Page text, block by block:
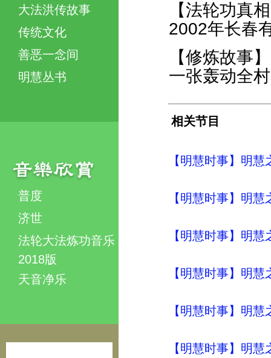
大法洪传故事
传统文化
善恶一念间
明慧丛书
普度
济世
法轮大法炼功音乐
2018版
天音净乐
【法轮功真
2002年长春
【修炼故事】
一张轰动全
相关节目
【明慧时事】明
【明慧时事】明
【明慧时事】明
【明慧时事】明
【明慧时事】明
【明慧时事】明